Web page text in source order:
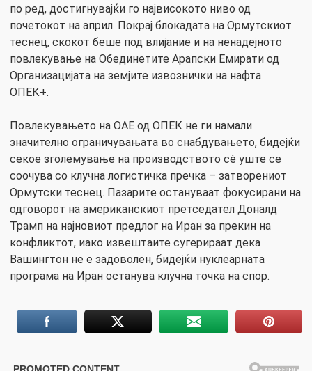
по ред, достигнувајќи го највисокото ниво од
почетокот на април. Покрај блокадата на Ормутскиот
теснец, скокот беше под влијание и на ненадејното
повлекување на Обединетите Арапски Емирати од
Организацијата на земјите извознички на нафта
ОПЕК+.
Повлекувањето на ОАЕ од ОПЕК не ги намали
значително ограничувањата во снабдувањето, бидејќи
секое зголемување на производството сè уште се
соочува со клучна логистичка пречка – затворениот
Ормутски теснец. Пазарите остануваат фокусирани на
одговорот на американскиот претседател Доналд
Трамп на најновиот предлог на Иран за прекин на
конфликтот, иако извештаите сугерираат дека
Вашингтон не е задоволен, бидејќи нуклеарната
програма на Иран останува клучна точка на спор.